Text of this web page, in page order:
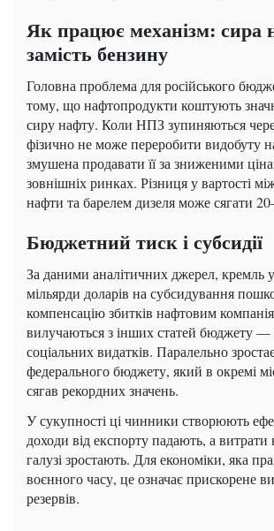
Як працює механізм: сира
замість бензину
Головна проблема для російського
тому, що нафтопродукти коштують
сиру нафту. Коли НПЗ зупиняються
фізично не може переробити видобуту
змушена продавати її за зниженими
зовнішніх ринках. Різниця у вартості
нафти та барелем дизеля може сягати
Бюджетний тиск і субсидії
За даними аналітичних джерел, кремль
мільярди доларів на субсидування
компенсацію збитків нафтовим
вилучаються з інших статей бюджету —
соціальних видатків. Паралельно
федерального бюджету, який в окремі
сягав рекордних значень.
У сукупності ці чинники створюють
доходи від експорту падають, а витрати
галузі зростають. Для економіки, яка
воєнного часу, це означає прискорене
резервів.